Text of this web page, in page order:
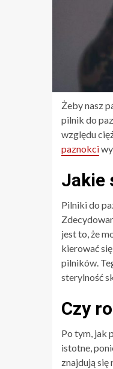
Żeby nasz
pilnik do
względu
paznokci
Jakie
Pilniki do
jest to, że
kierować
pilników.
sterylność
Czy
Po tym, jak
istotne,
znajdują